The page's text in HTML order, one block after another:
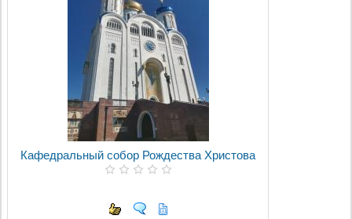
Кафедральный собор Рождества Христова